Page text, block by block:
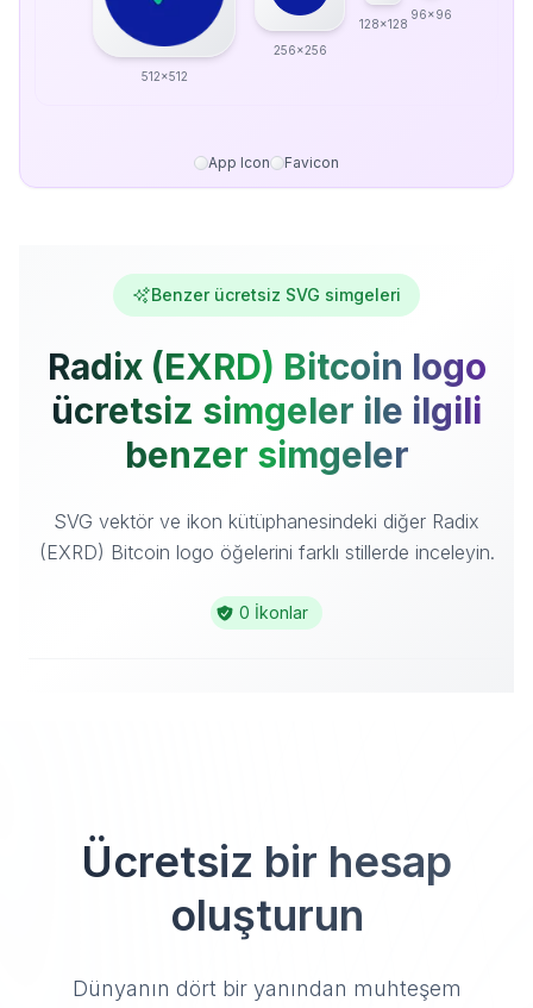
512x512
256x256
128x128
96x96
App Icon Favicon
Benzer ücretsiz SVG simgeleri
Radix (EXRD) Bitcoin logo
ücretsiz simgeler ile ilgili
benzer simgeler
SVG vektör ve ikon kütüphanesindeki diğer Radix
(EXRD) Bitcoin logo öğelerini farklı stillerde inceleyin.
0 İkonlar
Ücretsiz bir hesap
oluşturun
Dünyanın dört bir yanından muhteşem